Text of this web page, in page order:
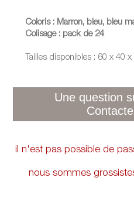
Coloris : Marron, bleu, bleu
Colisage : pack de 24
Tailles disponibles : 60 x 40
il n'est pas possible de
nous sommes